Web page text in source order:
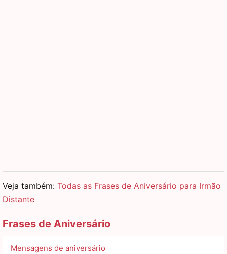
Veja também: Todas as Frases de Aniversário para Irmão
Distante
Frases de Aniversário
Mensagens de aniversário